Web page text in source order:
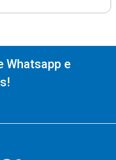
Whatsapp e